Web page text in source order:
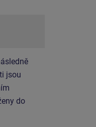
jsou
do